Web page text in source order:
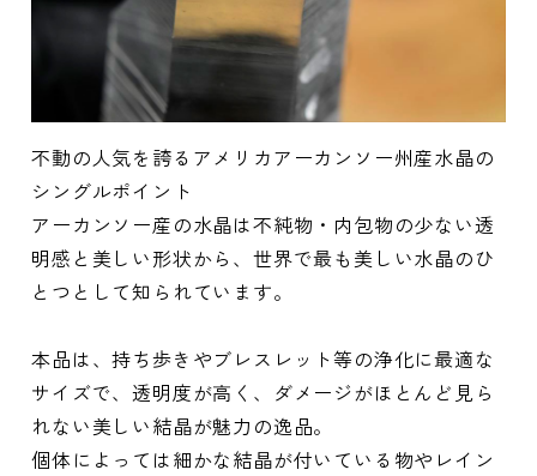
不動の人気を誇るアメリカアーカンソー州産水晶の
シングルポイント
アーカンソー産の水晶は不純物・内包物の少ない透
明感と美しい形状から、世界で最も美しい水晶のひ
とつとして知られています。
本品は、持ち歩きやブレスレット等の浄化に最適な
サイズで、透明度が高く、ダメージがほとんど見ら
れない美しい結晶が魅力の逸品。
個体によっては細かな結晶が付いている物やレイン